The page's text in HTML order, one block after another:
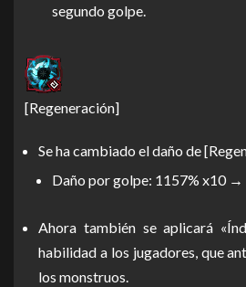
segundo golpe.
[Regeneración]
Se ha cambiado el daño de
Daño por golpe: 1157% x10
Ahora también se aplicará
habilidad a los jugadores, que
los monstruos.